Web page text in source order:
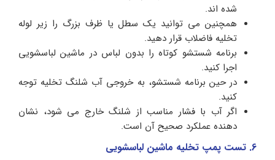
شده‌ اند.
همچنین می توانید یک سطل یا ظرف بزرگ را زیر لوله
تخلیه فاضلاب قرار دهید.
برنامه شستشو کوتاه را بدون لباس در ماشین لباسشویی
اجرا کنید.
در حین برنامه شستشو، به خروجی آب شلنگ تخلیه توجه
کنید.
اگر آب با فشار مناسب از شلنگ خارج می‌ شود، نشان
دهنده عملکرد صحیح آن است.
6. تست پمپ تخلیه ماشین لباسشویی